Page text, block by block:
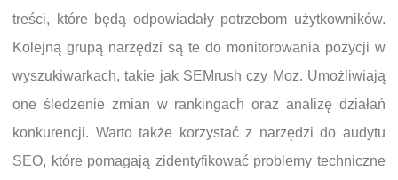
treści, które będą odpowiadały potrzebom użytkowników.
Kolejną grupą narzędzi są te do monitorowania pozycji w
wyszukiwarkach, takie jak SEMrush czy Moz. Umożliwiają
one śledzenie zmian w rankingach oraz analizę działań
konkurencji. Warto także korzystać z narzędzi do audytu
SEO, które pomagają zidentyfikować problemy techniczne